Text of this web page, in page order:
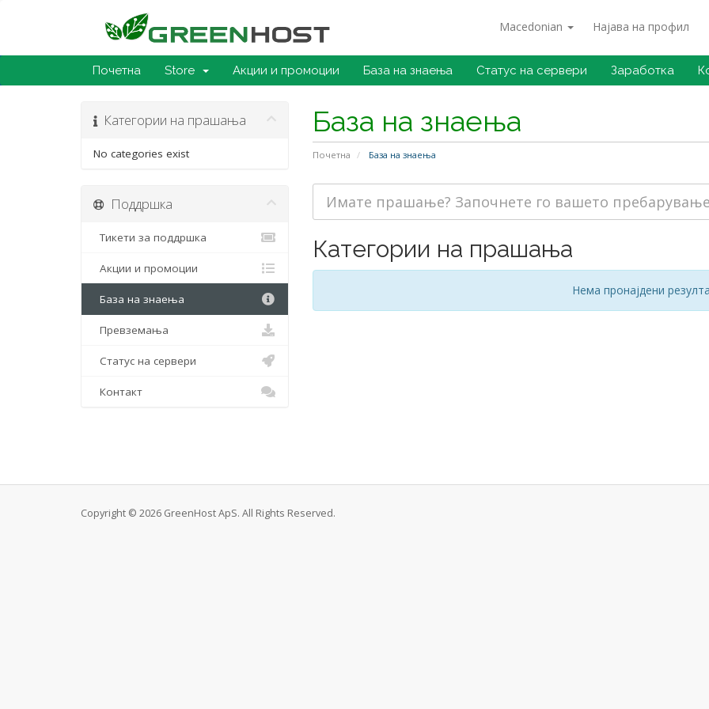
Macedonian Најава на профил
Почетна Store Акции и промоции База на знаења Статус на сервери Заработка
База на знаења
Почетна База на знаења
Категории на прашања
No categories exist
Категории на прашања
Нема пронајдени
Поддршка
Тикети за поддршка
Акции и промоции
База на знаења
Превземања
Статус на сервери
Контакт
Copyright © 2026 GreenHost ApS. All Rights Reserved.